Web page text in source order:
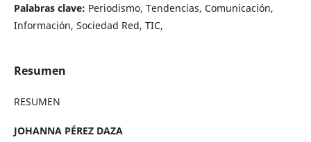
Palabras clave: Periodismo, Tendencias, Comunicación,
Información, Sociedad Red, TIC,
Resumen
RESUMEN
JOHANNA PÉREZ DAZA